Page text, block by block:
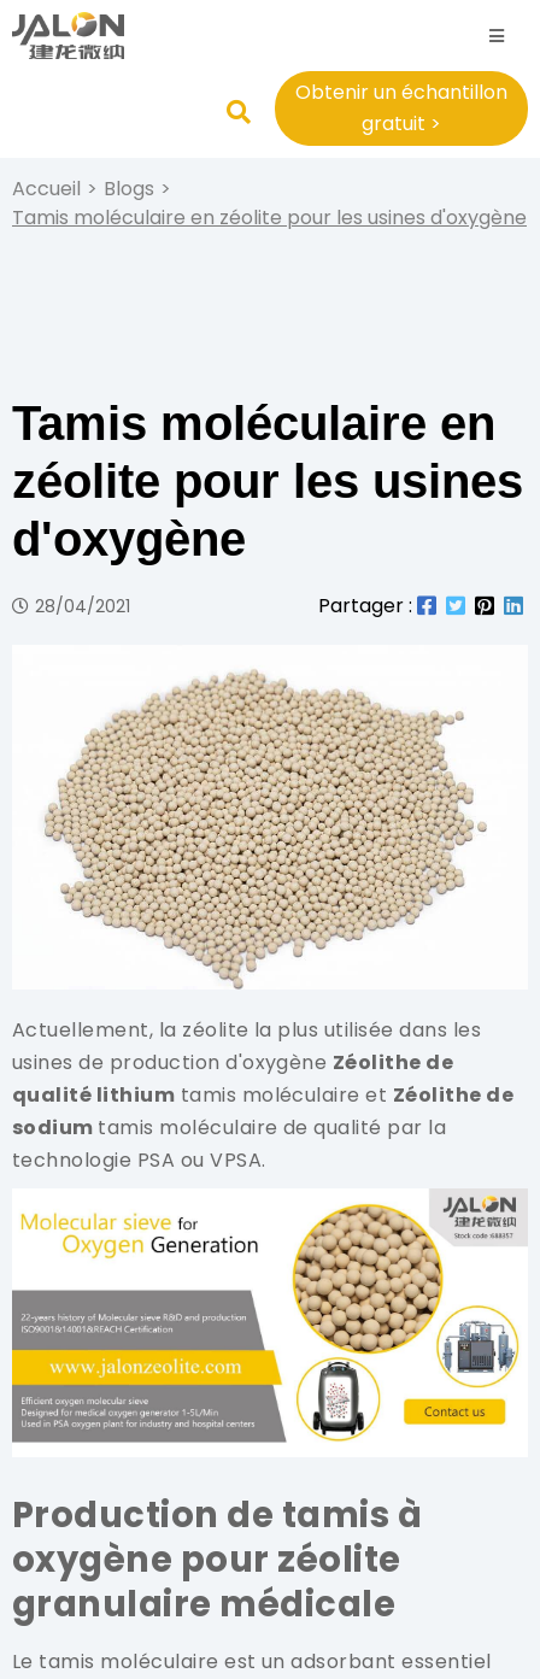
Obtenir un échantillon
gratuit >
Accueil > Blogs >
Tamis moléculaire en zéolite pour les usines d'oxygène
Tamis moléculaire en
zéolite pour les usines
d'oxygène
28/04/2021 Partager :
Actuellement, la zéolite la plus utilisée dans les
usines de production d'oxygène Zéolithe de
qualité lithium tamis moléculaire et Zéolithe de
sodium tamis moléculaire de qualité par la
technologie PSA ou VPSA.
Production de tamis à
oxygène pour zéolite
granulaire médicale
Le tamis moléculaire est un adsorbant essentiel